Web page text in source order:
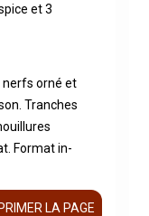
et 3
nerfs orné et
Tranches
Format in-
LA PAGE